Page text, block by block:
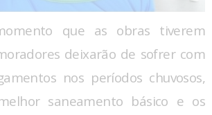
que as obras tiverem
deixarão de sofrer com
nos períodos chuvosos,
saneamento básico e os